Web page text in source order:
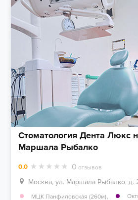
Стоматология Дента Люкс
Маршала Рыбалко
0.0 0 отзывов
Москва, ул. Маршала Рыбалко, д.
МЦК Панфиловская (260м),